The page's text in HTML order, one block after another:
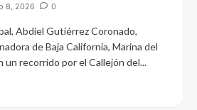
8, 2026 0
Abdiel Gutiérrez Coronado,
de Baja California, Marina del
un recorrido por el Callejón del...